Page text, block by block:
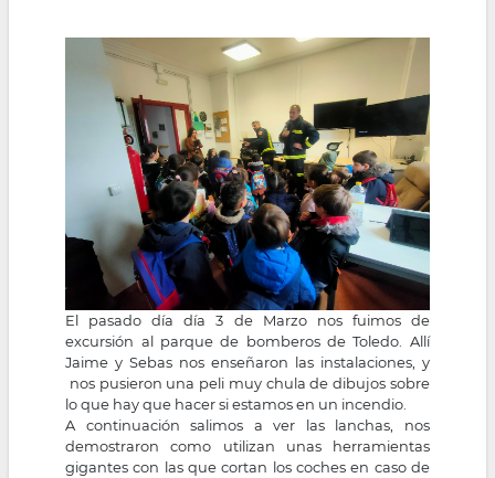
navegación
El pasado día día 3 de Marzo nos fuimos de
excursión al parque de bomberos de Toledo. Allí
Jaime y Sebas nos enseñaron las instalaciones, y
nos pusieron una peli muy chula de dibujos sobre
lo que hay que hacer si estamos en un incendio.
A continuación salimos a ver las lanchas, nos
demostraron como utilizan unas herramientas
gigantes con las que cortan los coches en caso de